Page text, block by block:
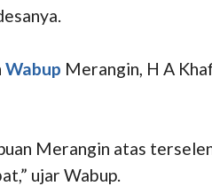
Wabup Merangin, H A
Merangin atas
ujar Wabup.